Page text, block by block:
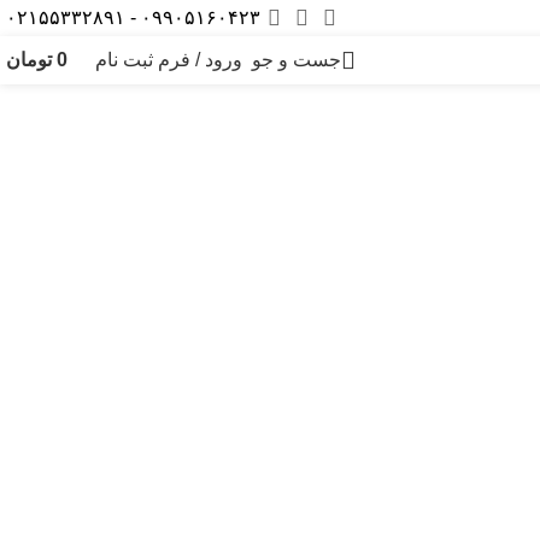
۰۹۹۰۵۱۶۰۴۲۳ - ۰۲۱۵۵۳۳۲۸۹۱
جست و جو ورود / فرم ثبت نام 0 تومان